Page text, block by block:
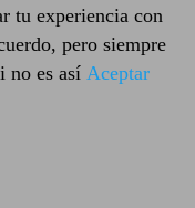
tu experiencia con
pero siempre
no es así Aceptar